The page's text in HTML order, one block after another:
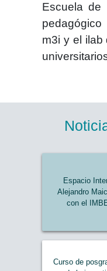
Escuela de
m3i y el ilab
Espacio
Alejandro
con el
Curso de